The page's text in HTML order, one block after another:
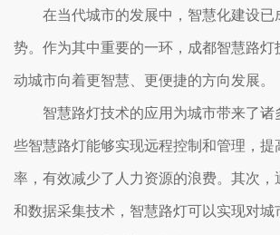
在当代城市的发展中，智慧化建设已
势。作为其中重要的一环，成都智慧路灯
动城市向着更智慧、更便捷的方向发展。
智慧路灯技术的应用为城市带来了诸
些智慧路灯能够实现远程控制和管理，提
率，有效减少了人力资源的浪费。其次，
和数据采集技术，智慧路灯可以实现对城